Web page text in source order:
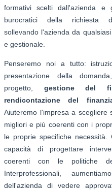
formativi scelti dall'azienda e
burocratici della richiesta
sollevando l'azienda da
e gestionale.
Penseremo noi a tutto:
presentazione della
progetto, gestione del
rendicontazione del
Aiuteremo l'impresa a scegliere
migliori e più coerenti con i
le proprie specifiche necessità.
capacità di progettare
coerenti con le politiche
Interprofessionali,
dell'azienda di vedere